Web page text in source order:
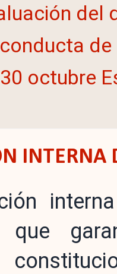
del
octubre
INTERNA
que